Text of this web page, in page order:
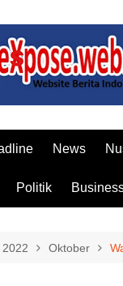
News
Politik
2022 Oktober